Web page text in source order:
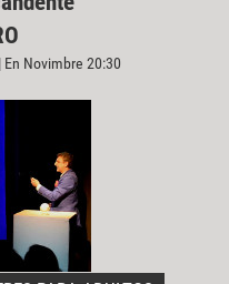
Novimbre 20:30